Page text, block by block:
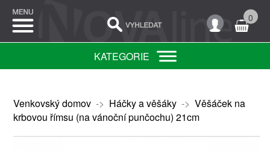
0
KATEGORIE
Venkovský domov-> Háčky a věšáky-> Věšáček na
krbovou římsu (na vánoční punčochu) 21cm